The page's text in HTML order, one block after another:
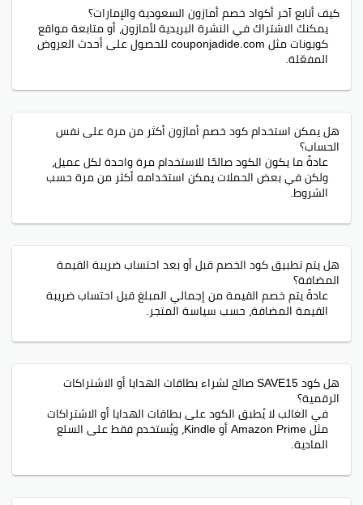
كيف أتابع آخر أكواد خصم أمازون السعودية والإمارات؟
يمكنك الاشتراك في النشرة البريدية لأمازون، أو متابعة مواقع
كوبونات مثل couponjadide.com للحصول على أحدث العروض
المفعّلة.
هل يمكن استخدام كود خصم أمازون أكثر من مرة على نفس
الحساب؟
عادةً ما يكون الكود صالحًا للاستخدام مرة واحدة لكل عميل،
ولكن في بعض الحملات يمكن استخدامه أكثر من مرة حسب
الشروط.
هل يتم تطبيق كود الخصم قبل أو بعد احتساب ضريبة القيمة
المضافة؟
عادةً يتم خصم القيمة من إجمالي المبلغ قبل احتساب ضريبة
القيمة المضافة، حسب سياسة المتجر.
هل كود SAVE15 صالح لشراء بطاقات الهدايا أو الاشتراكات
الرقمية؟
في الغالب لا يُطبق الكود على بطاقات الهدايا أو الاشتراكات
مثل Amazon Prime أو Kindle، ويُستخدم فقط على السلع
المادية.